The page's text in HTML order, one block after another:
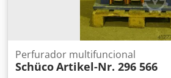
Perfurador multifuncional
SchücoArtikel-Nr. 296 566